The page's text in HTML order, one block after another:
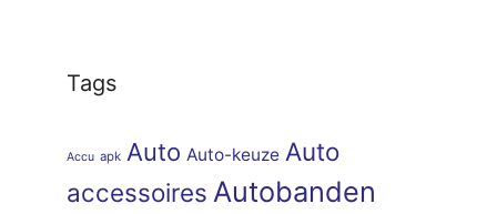
Tags
Accu apk Auto Auto-keuze Auto
accessoires Autobanden